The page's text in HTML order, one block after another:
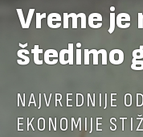
Vreme je
štedimo
NAJVREDNIJE
EKONOMIJE